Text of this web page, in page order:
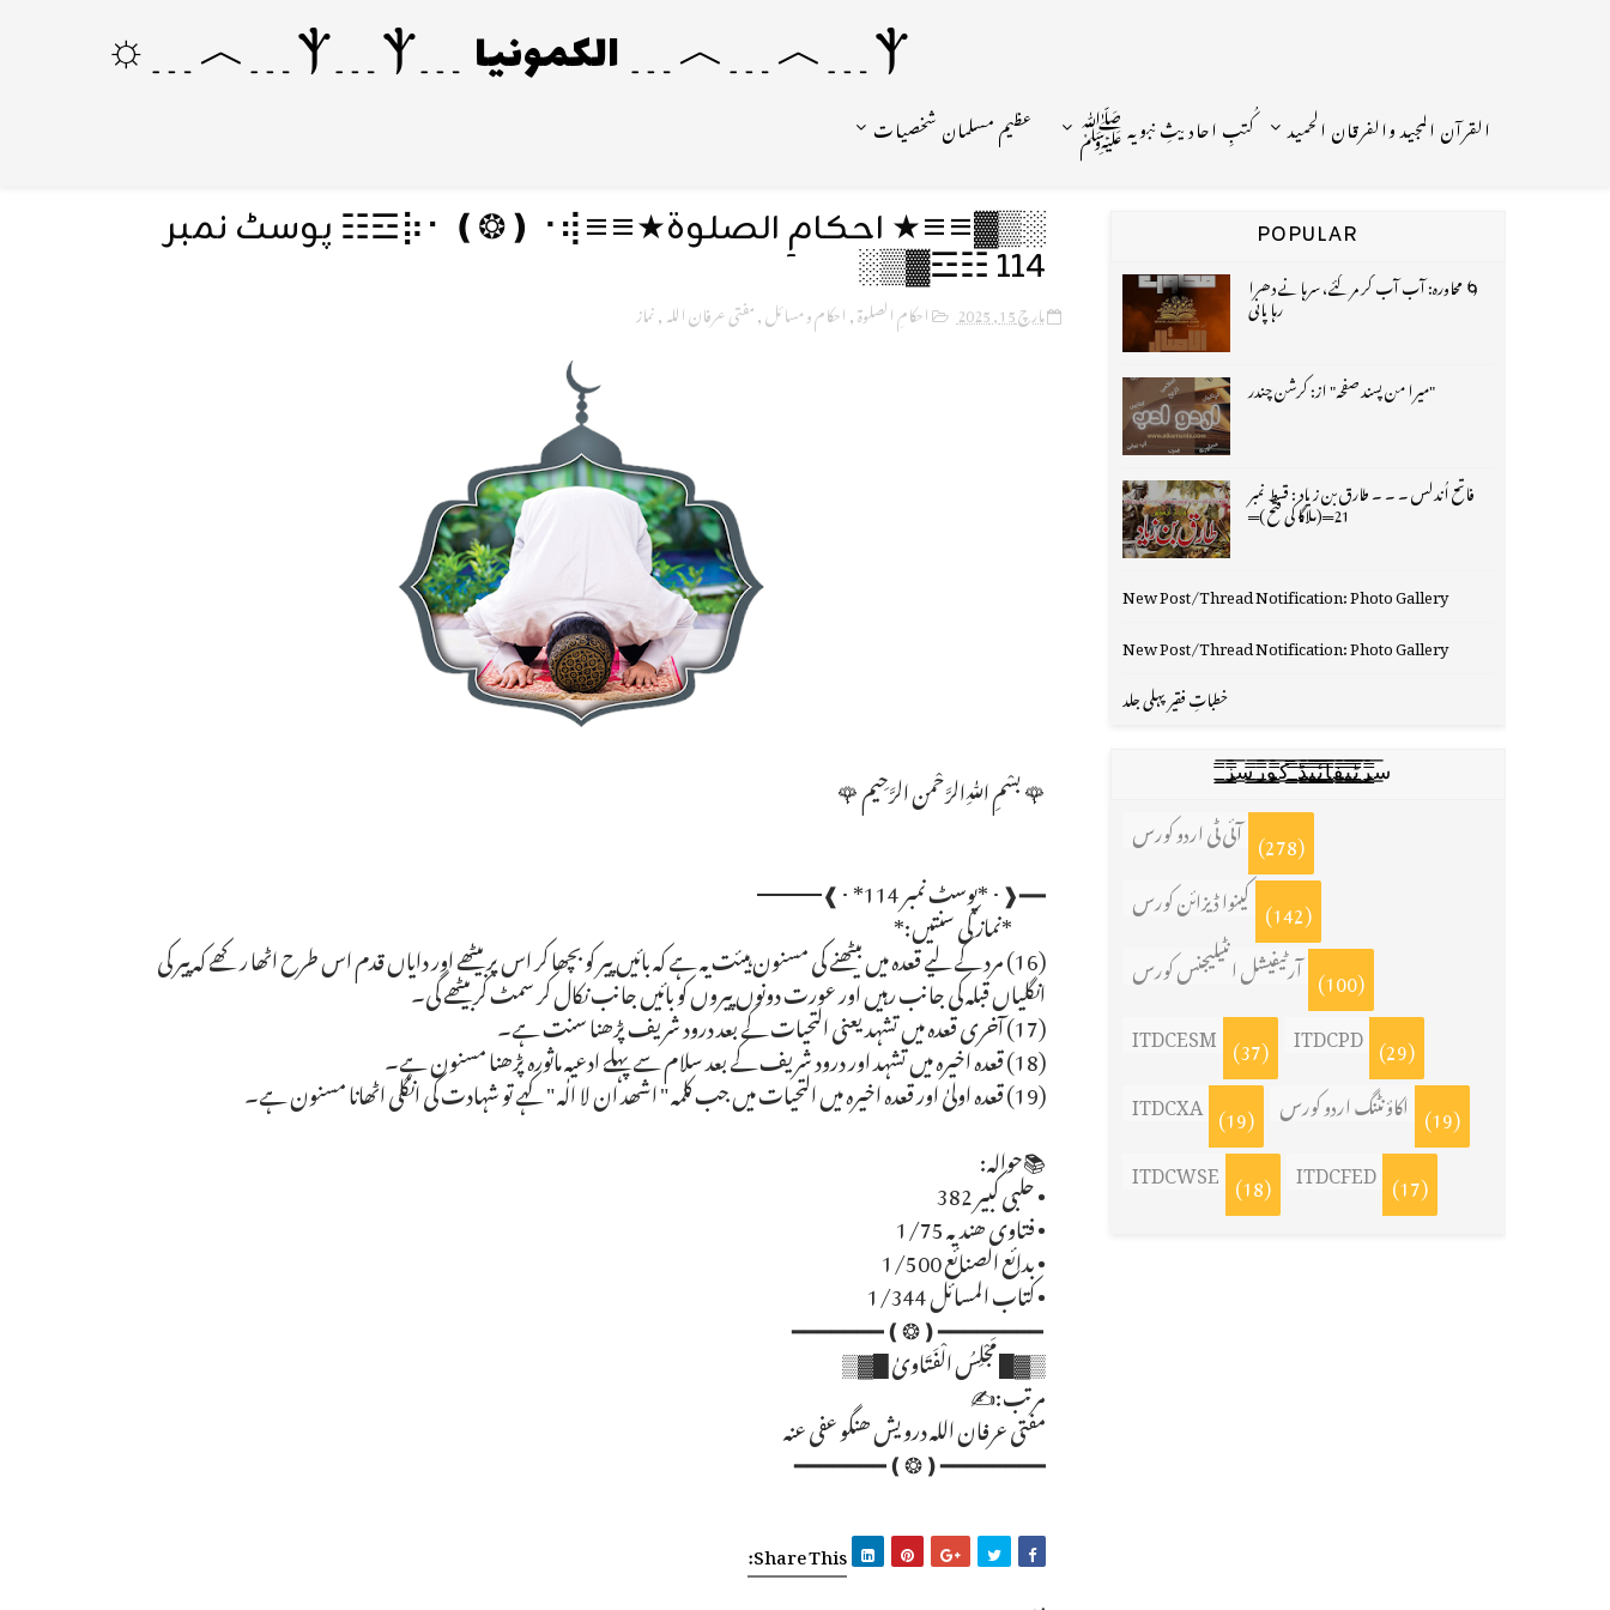
Ⲯ﹍︿﹍︿﹍ الکمونیا ﹍Ⲯ﹍Ⲯ﹍︿﹍☼
القرآن المجید والفرقان الحمید کُتبِ احادیثِ نبویہ ﷺ عظیم مسلمان شخصیات
░▒▓𑁔𑁔★ احکامِ الصلوة★𑁔𑁔⡷⠂❪❂❫⠐⢾☲☷ پوسٹ نمبر
114 ☷☲▓▒░
مارچ 15, 2025 احکامِ الصلوة,احکام و مسائل,مفتی عرفان اللہ,نماز
🌹 بسْمِ ﷲِالرَّحْمن الرَّحِيم 🌹
━━❰･ *پوسٹ نمبر 114* ･❱━━━
*نماز کی سنتیں:*
(16) مرد کے لیے قعدہ میں بیٹھنے کی مسنون ہیئت یہ ہے کہ بائیں پیر کو بچھا کر اس پر بیٹھے اور دایاں قدم اس طرح اٹھا رکھے کہ پیر کی
انگلیاں قبلہ کی جانب رہیں اور عورت دونوں پیروں کو بائیں جانب نکال کر سمٹ کر بیٹھے گی۔
(17) آخری قعدہ میں تشہد یعنی التحیات کے بعد درود شریف پڑھنا سنت ہے۔
(18) قعدہ اخیرہ میں تشہد اور درود شریف کے بعد سلام سے پہلے ادعیہ ماثورہ پڑھنا مسنون ہے۔
(19) قعدہ اولیٰ اور قعدہ اخیرہ میں التحیات میں جب کلمہ " اشھد ان لا الٰہ " کہے تو شہادت کی انگلی اٹھانا مسنون ہے۔
📚حوالہ:
• حلبی کبیر 382
• فتاوی ھندیہ 1/75
• بدائع الصنائع 1/500
• کتاب المسائل 1/344
━━━━━━━━❪❂❫━━━━━━━
▒▓█ مَجْلِسُ الْفَتَاویٰ █▓▒
مرتب:✍
مفتی عرفان اللہ درویش ھنگو عفی عنہ
━━━━━━━━❪❂❫━━━━━━━
Share This:
POPULAR
🌀 محاورہ: آب آب کر مر گئے، سرہانے دھرا
رہا پانی
"میرا من پسند صفحہ" از: کرشن چندر
فاتح اُندلس ۔ ۔ ۔ طارق بن زیاد : قسط نمبر
21═(ملاگا کی فتح )═
New Post/Thread Notification: Photo Gallery
New Post/Thread Notification: Photo Gallery
خطباتِ فقیر پہلی جلد
س̳̿͟͞ر̳̿͟͞ٹ̳̿͟͞ی̳̿͟͞ف̳̿͟͞ا̳̿͟͞ي̳̳̿ٔ̿͟͟͞͞ی̳̿͟͞ڈ̳̿͟͞ ̳̿͟͞ک̳̿͟͞و̳̿͟͞ر̳̿͟͞س̳̿͟͞ز̳̿͟͞
آئی ٹی اردو کورس (278)
کینوا ڈیزائن کورس (142)
آرٹیفیشل انٹیلیجنس کورس (100)
ITDCESM (37) ITDCPD (29)
ITDCXA (19) اکاؤنٹنگ اردو کورس (19)
ITDCWSE (18) ITDCFED (17)